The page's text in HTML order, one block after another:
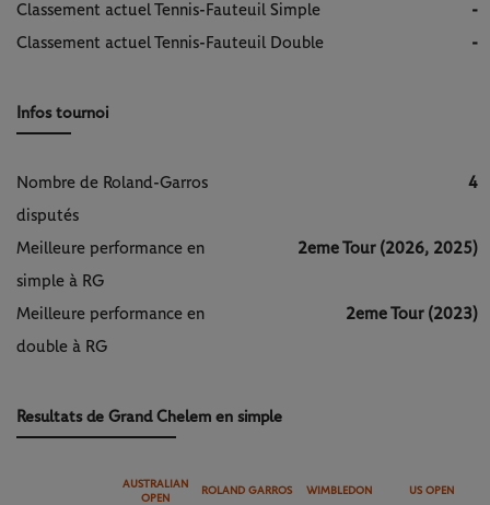
Classement actuel Tennis-Fauteuil Simple
-
Classement actuel Tennis-Fauteuil Double
-
Infos tournoi
Nombre de Roland-Garros
disputés
4
Meilleure performance en
simple à RG
2eme Tour (2026, 2025)
Meilleure performance en
double à RG
2eme Tour (2023)
Resultats de Grand Chelem en simple
AUSTRALIAN
OPEN
ROLAND GARROS WIMBLEDON US OPEN